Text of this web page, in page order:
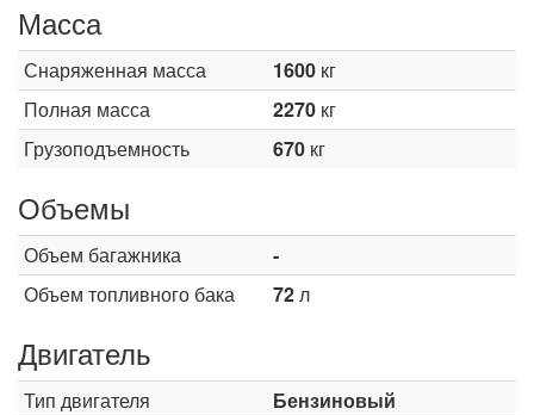
Масса
Снаряженная масса 1600 кг
Полная масса
2270 кг
Грузоподъемность
670 кг
Объемы
Объем багажника
-
Объем топливного бака
72л
Двигатель
Тип двигателя
Бензиновый